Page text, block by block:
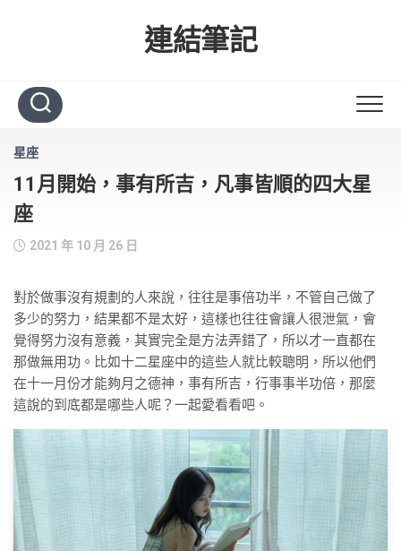
連結筆記
星座
11月開始，事有所吉，凡事皆順的四大星
座
2021 年 10 月 26 日
對於做事沒有規劃的人來說，往往是事倍功半，不管自己做了
多少的努力，結果都不是太好，這樣也往往會讓人很泄氣，會
覺得努力沒有意義，其實完全是方法弄錯了，所以才一直都在
那做無用功。比如十二星座中的這些人就比較聰明，所以他們
在十一月份才能夠月之德神，事有所吉，行事事半功倍，那麼
這說的到底都是哪些人呢？一起愛看看吧。